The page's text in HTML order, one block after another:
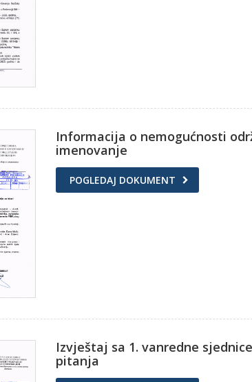
Informacija o nemogućnosti
imenovanje
POGLEDAJ DOKUMENT
Izvještaj sa 1. vanredne
pitanja